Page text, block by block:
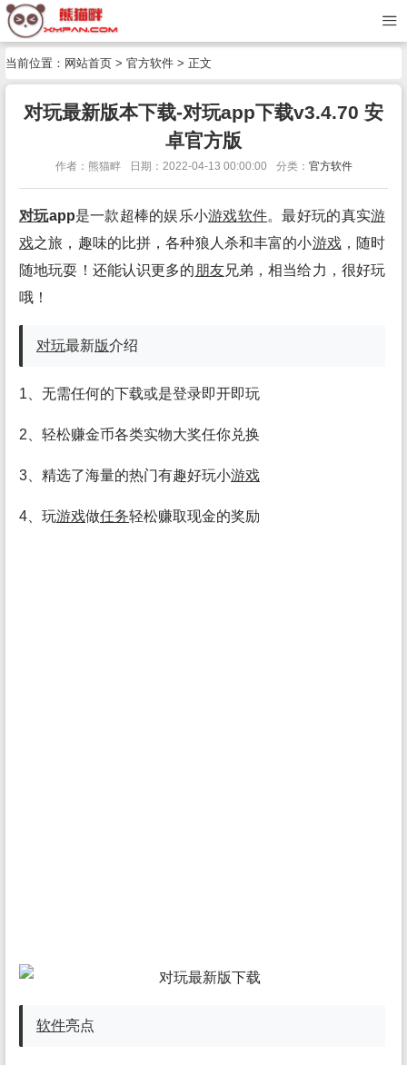
当前位置： 网站首页 > 官方软件 > 正文
对玩最新版本下载-对玩app下载v3.4.70 安
卓官方版
作者：熊猫畔 日期：2022-04-13 00:00:00 分类： 官方软件
对玩app是一款超棒的娱乐小游戏软件。最好玩的真实游
戏之旅，趣味的比拼，各种狼人杀和丰富的小游戏，随时
随地玩耍！还能认识更多的 朋友兄弟，相当给力，很好玩
哦！
对玩最新版介绍
1、无需任何的下载或是登录即开即玩
2、轻松赚金币各类实物大奖任你兑换
3、精选了海量的热门有趣好玩小游戏
4、玩游戏做任务轻松赚取现金的奖励
软件亮点